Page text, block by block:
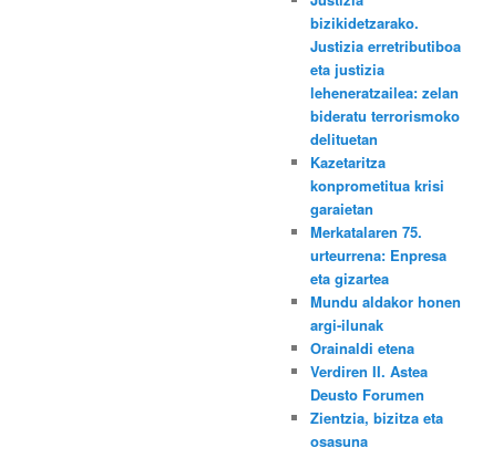
bizikidetzarako.
Justizia erretributiboa
eta justizia
leheneratzailea: zelan
bideratu terrorismoko
delituetan
Kazetaritza
konprometitua krisi
garaietan
Merkatalaren 75.
urteurrena: Enpresa
eta gizartea
Mundu aldakor honen
argi-ilunak
Orainaldi etena
Verdiren II. Astea
Deusto Forumen
Zientzia, bizitza eta
osasuna